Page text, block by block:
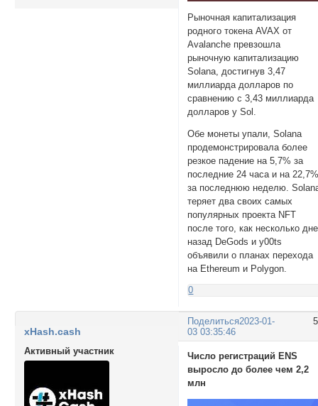
Рыночная капитализация
родного токена AVAX от
Avalanche превзошла
рыночную капитализацию
Solana, достигнув 3,47
миллиарда долларов по
сравнению с 3,43 миллиарда
долларов у Sol.
Обе монеты упали, Solana
продемонстрировала более
резкое падение на 5,7% за
последние 24 часа и на
за последнюю неделю.
теряет два своих самых
популярных проекта NFT
после того, как несколько
назад DeGods и y00ts
объявили о планах перехода
на Ethereum и Polygon.
0
Поделиться2023-01-
03 03:35:46
xHash.cash
Активный участник
Число регистраций ENS
выросло до более чем 2,2
млн